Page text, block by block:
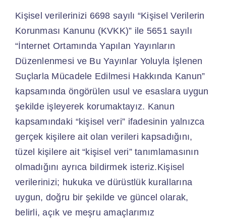
Kişisel verilerinizi 6698 sayılı “Kişisel Verilerin
Korunması Kanunu (KVKK)” ile 5651 sayılı
“İnternet Ortamında Yapılan Yayınların
Düzenlenmesi ve Bu Yayınlar Yoluyla İşlenen
Suçlarla Mücadele Edilmesi Hakkında Kanun”
kapsamında öngörülen usul ve esaslara uygun
şekilde işleyerek korumaktayız. Kanun
kapsamındaki “kişisel veri” ifadesinin yalnızca
gerçek kişilere ait olan verileri kapsadığını,
tüzel kişilere ait “kişisel veri” tanımlamasının
olmadığını ayrıca bildirmek isteriz.Kişisel
verilerinizi; hukuka ve dürüstlük kurallarına
uygun, doğru bir şekilde ve güncel olarak,
belirli, açık ve meşru amaçlarımız